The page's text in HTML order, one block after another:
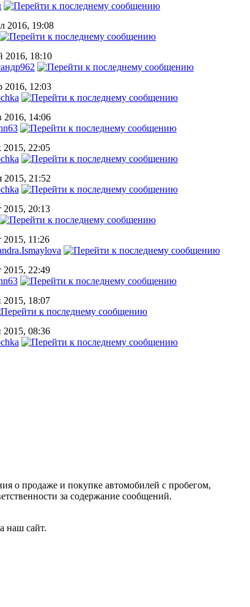
2016, 19:08
2016, 18:10
2016, 12:03
2016, 14:06
2015, 22:05
2015, 21:52
2015, 20:13
2015, 11:26
2015, 22:49
2015, 18:07
2015, 08:36
о продаже и покупке автомобилей с пробегом,
за содержание сообщений.
наш сайт.